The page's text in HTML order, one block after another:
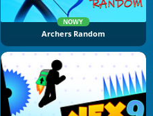
NOWY
Archers Random